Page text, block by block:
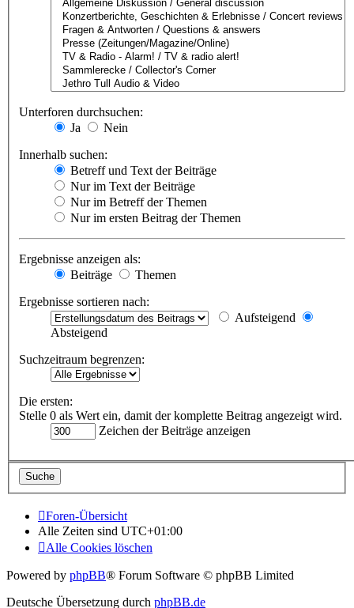
Unterforen durchsuchen:
Ja
Nein
Innerhalb suchen:
Betreff und Text der Beiträge
Nur im Text der Beiträge
Nur im Betreff der Themen
Nur im ersten Beitrag der Themen
Ergebnisse anzeigen als:
Beiträge
Themen
Ergebnisse sortieren nach:
Aufsteigend
Absteigend
Suchzeitraum begrenzen:
Die ersten:
Stelle 0 als Wert ein, damit der komplette Beitrag angezeigt wird.
Zeichen der Beiträge anzeigen
Foren-Übersicht
Alle Zeiten sind UTC+01:00
Alle Cookies löschen
Powered by phpBB® Forum Software © phpBB Limited
Deutsche Übersetzung durch phpBB.de